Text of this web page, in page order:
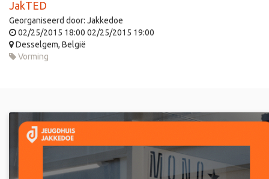
JakTED
Georganiseerd door: Jakkedoe
02/25/2015 18:00 02/25/2015 19:00
Desselgem, België
Vorming